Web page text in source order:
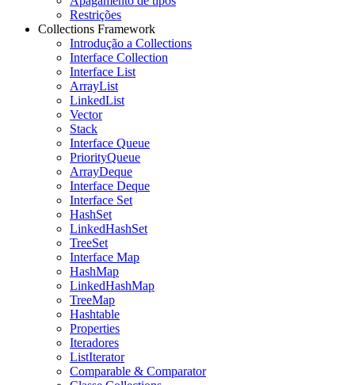
Restrições
Collections Framework
Introdução a Collections
Interface Collection
Interface List
ArrayList
LinkedList
Vector
Stack
Interface Queue
PriorityQueue
ArrayDeque
Interface Deque
Interface Set
HashSet
LinkedHashSet
TreeSet
Interface Map
HashMap
LinkedHashMap
TreeMap
Hashtable
Properties
Iteradores
ListIterator
Comparable & Comparator